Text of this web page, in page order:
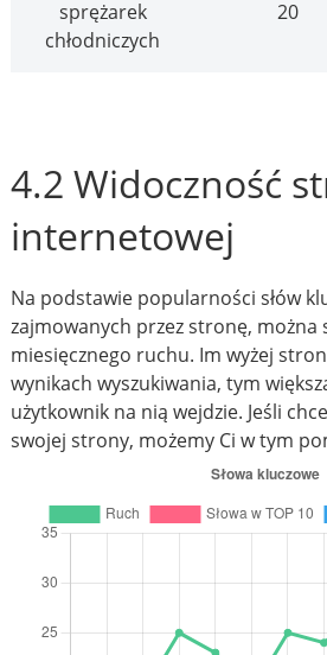
sprężarek
chłodniczych
20
4.2 Widoczność
internetowej
Na podstawie popularności słów
zajmowanych przez stronę, można
miesięcznego ruchu. Im wyżej
wynikach wyszukiwania, tym
użytkownik na nią wejdzie. Jeśli
swojej strony, możemy Ci w tym